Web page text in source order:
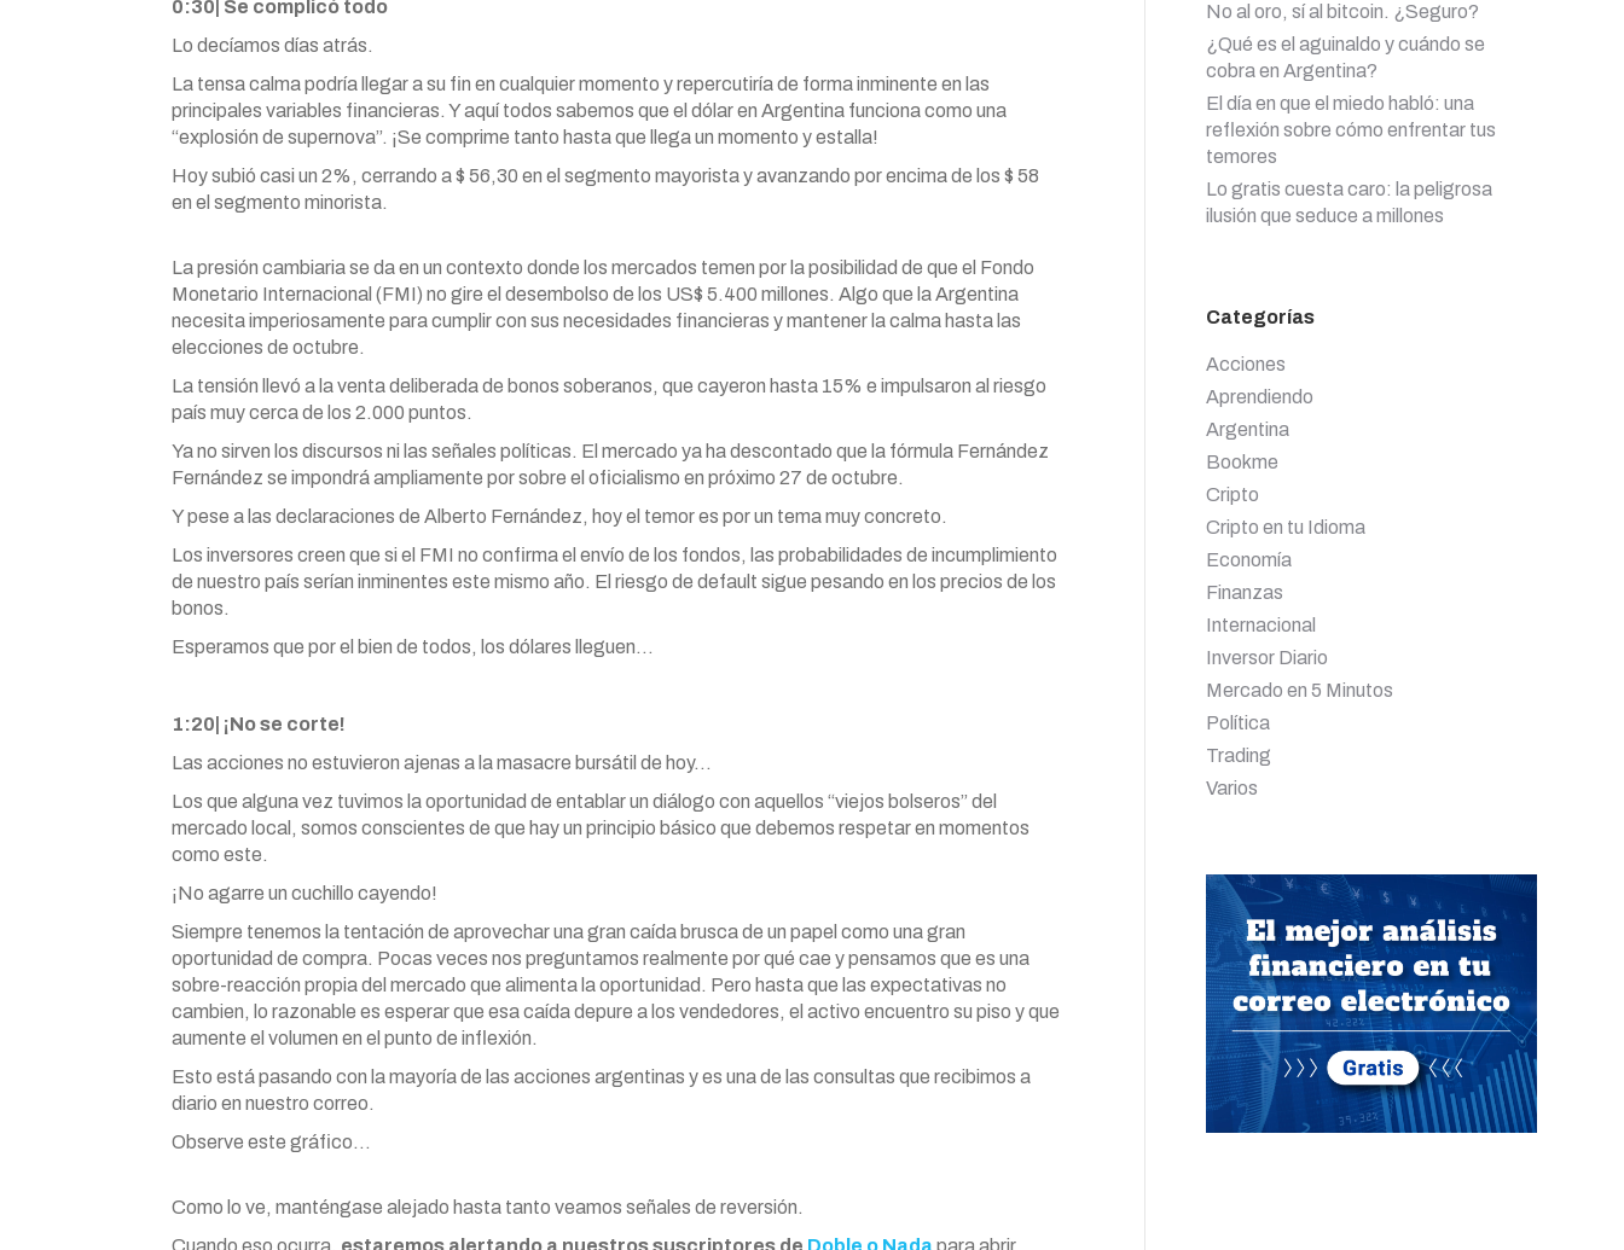
0:30| Se complicó todo
Lo decíamos días atrás.
La tensa calma podría llegar a su fin en cualquier momento y repercutiría de forma inminente en las
principales variables financieras. Y aquí todos sabemos que el dólar en Argentina funciona como una
“explosión de supernova”. ¡Se comprime tanto hasta que llega un momento y estalla!
Hoy subió casi un 2%, cerrando a $ 56,30 en el segmento mayorista y avanzando por encima de los $ 58
en el segmento minorista.
La presión cambiaria se da en un contexto donde los mercados temen por la posibilidad de que el Fondo
Monetario Internacional (FMI) no gire el desembolso de los US$ 5.400 millones. Algo que la Argentina
necesita imperiosamente para cumplir con sus necesidades financieras y mantener la calma hasta las
elecciones de octubre.
La tensión llevó a la venta deliberada de bonos soberanos, que cayeron hasta 15% e impulsaron al riesgo
país muy cerca de los 2.000 puntos.
Ya no sirven los discursos ni las señales políticas. El mercado ya ha descontado que la fórmula Fernández
Fernández se impondrá ampliamente por sobre el oficialismo en próximo 27 de octubre.
Y pese a las declaraciones de Alberto Fernández, hoy el temor es por un tema muy concreto.
Los inversores creen que si el FMI no confirma el envío de los fondos, las probabilidades de incumplimiento
de nuestro país serían inminentes este mismo año. El riesgo de default sigue pesando en los precios de los
bonos.
Esperamos que por el bien de todos, los dólares lleguen…
1:20| ¡No se corte!
Las acciones no estuvieron ajenas a la masacre bursátil de hoy…
Los que alguna vez tuvimos la oportunidad de entablar un diálogo con aquellos “viejos bolseros” del
mercado local, somos conscientes de que hay un principio básico que debemos respetar en momentos
como este.
¡No agarre un cuchillo cayendo!
Siempre tenemos la tentación de aprovechar una gran caída brusca de un papel como una gran
oportunidad de compra. Pocas veces nos preguntamos realmente por qué cae y pensamos que es una
sobre-reacción propia del mercado que alimenta la oportunidad. Pero hasta que las expectativas no
cambien, lo razonable es esperar que esa caída depure a los vendedores, el activo encuentro su piso y que
aumente el volumen en el punto de inflexión.
Esto está pasando con la mayoría de las acciones argentinas y es una de las consultas que recibimos a
diario en nuestro correo.
Observe este gráfico…
Como lo ve, manténgase alejado hasta tanto veamos señales de reversión.
Cuando eso ocurra, estaremos alertando a nuestros suscriptores de Doble o Nadapara abrir
No al oro, sí al bitcoin. ¿Seguro?
¿Qué es el aguinaldo y cuándo se
cobra en Argentina?
El día en que el miedo habló: una
reflexión sobre cómo enfrentar tus
temores
Lo gratis cuesta caro: la peligrosa
ilusión que seduce a millones
Categorías
Acciones
Aprendiendo
Argentina
Bookme
Cripto
Cripto en tu Idioma
Economía
Finanzas
Internacional
Inversor Diario
Mercado en 5 Minutos
Política
Trading
Varios